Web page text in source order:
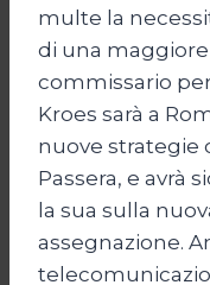
multe la
di una maggiore
commissario
Kroes sarà a
nuove strategie
Passera, e avrà
la sua sulla
assegnazione.